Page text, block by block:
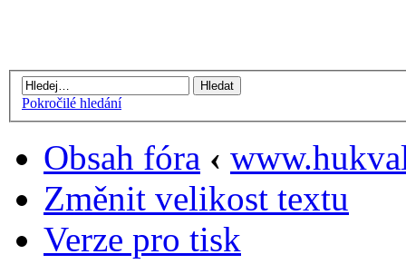
Pokročilé hledání
Obsah fóra ‹
Změnit velikost textu
Verze pro tisk